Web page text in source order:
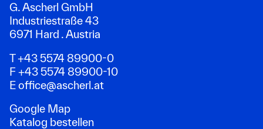
G. Ascherl GmbH
Industriestraße 43
6971 Hard . Austria
T +43 5574 89900-0
F +43 5574 89900-10
Eoffice@ascherl.at
Google Map
Katalog bestellen